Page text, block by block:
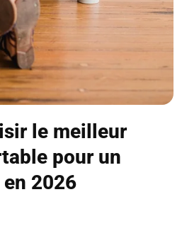
le meilleur
pour un
2026